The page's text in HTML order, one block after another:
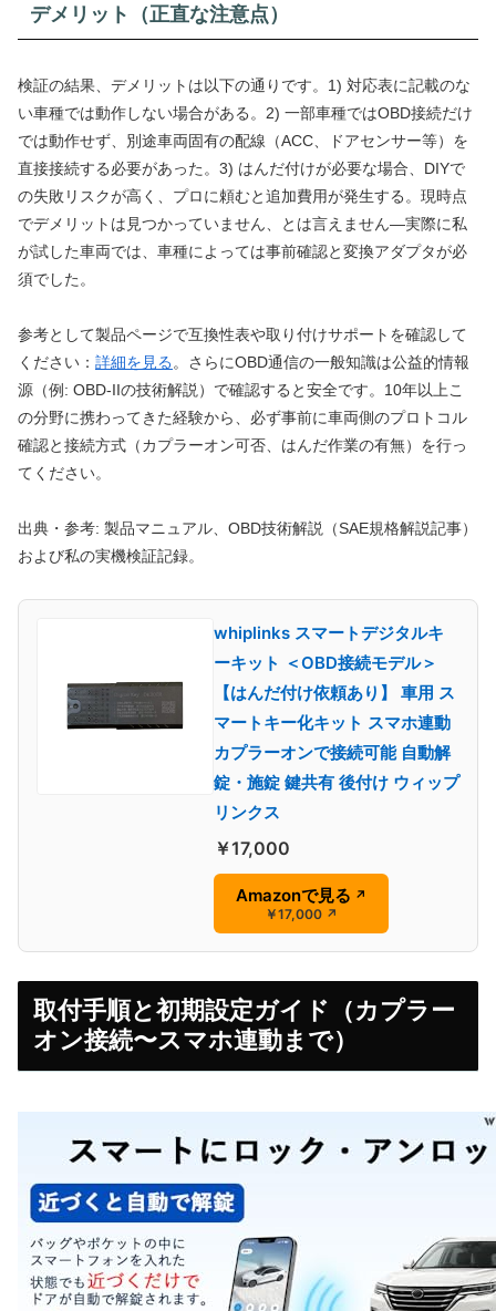
デメリット（正直な注意点）
検証の結果、デメリットは以下の通りです。1) 対応表に記載のな
い車種では動作しない場合がある。2) 一部車種ではOBD接続だけ
では動作せず、別途車両固有の配線（ACC、ドアセンサー等）を
直接接続する必要があった。3) はんだ付けが必要な場合、DIYで
の失敗リスクが高く、プロに頼むと追加費用が発生する。現時点
でデメリットは見つかっていません、とは言えません—実際に私
が試した車両では、車種によっては事前確認と変換アダプタが必
須でした。
参考として製品ページで互換性表や取り付けサポートを確認して
ください： 詳細を見る。さらにOBD通信の一般知識は公益的情報
源（例: OBD-IIの技術解説）で確認すると安全です。10年以上こ
の分野に携わってきた経験から、必ず事前に車両側のプロトコル
確認と接続方式（カプラーオン可否、はんだ作業の有無）を行っ
てください。
出典・参考: 製品マニュアル、OBD技術解説（SAE規格解説記事）
および私の実機検証記録。
whiplinks スマートデジタルキ
ーキット ＜OBD接続モデル＞
【はんだ付け依頼あり】 車用 ス
マートキー化キット スマホ連動
カプラーオンで接続可能 自動解
錠・施錠 鍵共有 後付け ウィップ
リンクス
￥17,000
Amazonで見る ↗
￥17,000 ↗
取付手順と初期設定ガイド（カプラー
オン接続〜スマホ連動まで）